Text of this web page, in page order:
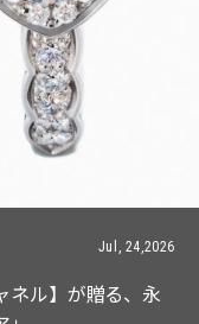
Jul, 15,2026
作! 週5で着たく